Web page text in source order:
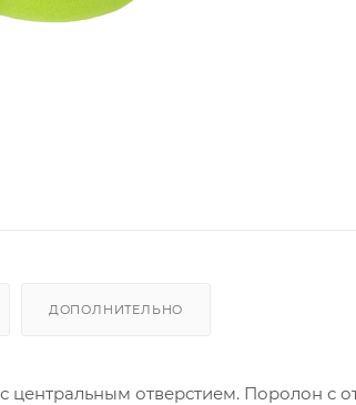
ДОПОЛНИТЕЛЬНО
центральным отверстием. Поролон с